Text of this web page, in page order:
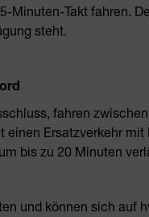
Takt fahren.
steht.
fahren
Ersatzverkehr
bis zu 20 Minuten
und können sich auf